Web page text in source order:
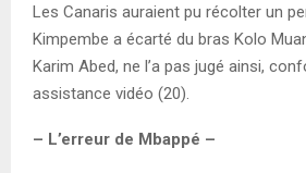
Les Canaris auraient pu récolter un
Kimpembe a écarté du bras Kolo
Karim Abed, ne l’a pas jugé ainsi,
assistance vidéo (20).
– L’erreur de Mbappé –